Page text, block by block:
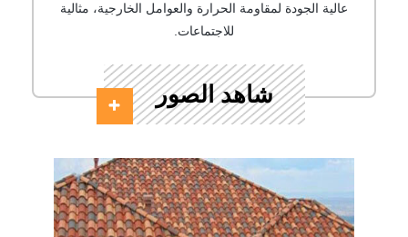
عالية الجودة لمقاومة الحرارة والعوامل الخارجية، مثالية
للاجتماعات.
شاهد الصور